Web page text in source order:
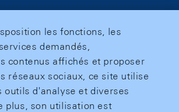
les fonctions, les
demandés,
contenus affichés et proposer
réseaux sociaux, ce site utilise
outils d'analyse et diverses
plus, son utilisation est